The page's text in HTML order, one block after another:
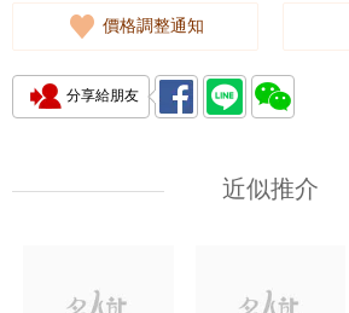
價格調整通知
分享給朋友
近似推介